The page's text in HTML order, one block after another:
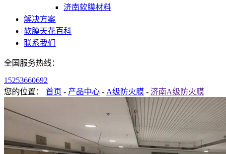
济南软膜材料
解决方案
软膜天花百科
联系我们
全国服务热线：
15253660692
您的位置： 首页 - 产品中心 - A级防火膜 - 济南A级防火膜